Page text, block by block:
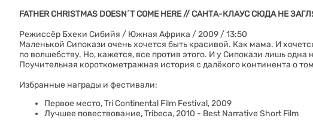
FATHER CHRISTMAS DOESN´T COME HERE // САНТА-КЛАУС СЮДА НЕ
Режиссёр Бхеки Сибийя / Южная Африка / 2009 / 13:50
Маленькой Сипокази очень хочется быть красивой. Как мама. И
по волшебству. Но, кажется, все против этого. И у Сипокази лишь
Поучительная короткометражная история с далёкого континента о
Избранные награды и фестивали:
Первое место, Tri Continental Film Festival, 2009
Лучшее повествование, Tribeca, 2010 - Best Narrative Short Film